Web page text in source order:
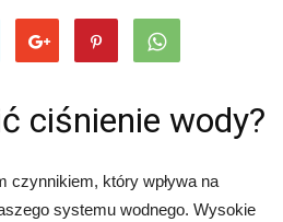
ciśnienie wody?
czynnikiem, który wpływa na
systemu wodnego. Wysokie